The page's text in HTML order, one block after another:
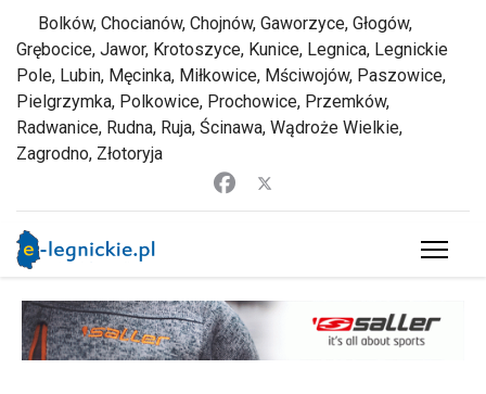
Bolków, Chocianów, Chojnów, Gaworzyce, Głogów,
Grębocice, Jawor, Krotoszyce, Kunice, Legnica, Legnickie
Pole, Lubin, Męcinka, Miłkowice, Mściwojów, Paszowice,
Pielgrzymka, Polkowice, Prochowice, Przemków,
Radwanice, Rudna, Ruja, Ścinawa, Wądroże Wielkie,
Zagrodno, Złotoryja